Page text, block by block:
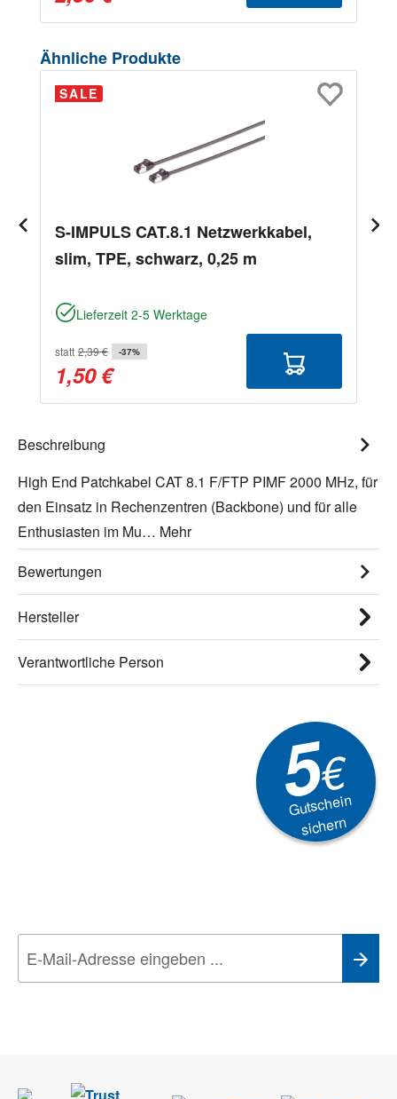
Produktgalerie überspringen
Ähnliche Produkte
SALE
S-IMPULS CAT.8.1 Netzwerkkabel,
slim, TPE, schwarz, 0,25 m
Lieferzeit 2-5 Werktage
statt 2,39 € -37%
1,50 €
Beschreibung
High End Patchkabel CAT 8.1 F/FTP PIMF 2000 MHz, für
den Einsatz in Rechenzentren (Backbone) und für alle
Enthusiasten im Mu… Mehr
Bewertungen
Hersteller
Verantwortliche Person
5€
Gutschein
sichern